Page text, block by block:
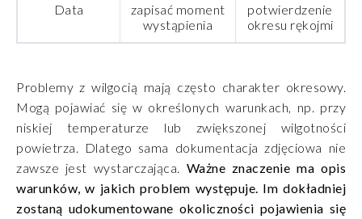
Data
zapisać moment
wystąpienia
potwierdzenie
okresu rękojmi
Problemy z wilgocią mają często charakter okresowy.
Mogą pojawiać się w określonych warunkach, np. przy
niskiej temperaturze lub zwiększonej wilgotności
powietrza. Dlatego sama dokumentacja zdjęciowa nie
zawsze jest wystarczająca.
Ważne znaczenie ma opis
warunków, w jakich problem występuje. Im dokładniej
zostaną udokumentowane okoliczności pojawienia się